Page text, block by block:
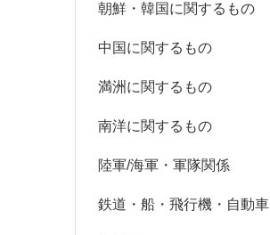
朝鮮・韓国に関するもの
中国に関するもの
満洲に関するもの
南洋に関するもの
陸軍/海軍・軍隊関係
鉄道・船・飛行機・自動車